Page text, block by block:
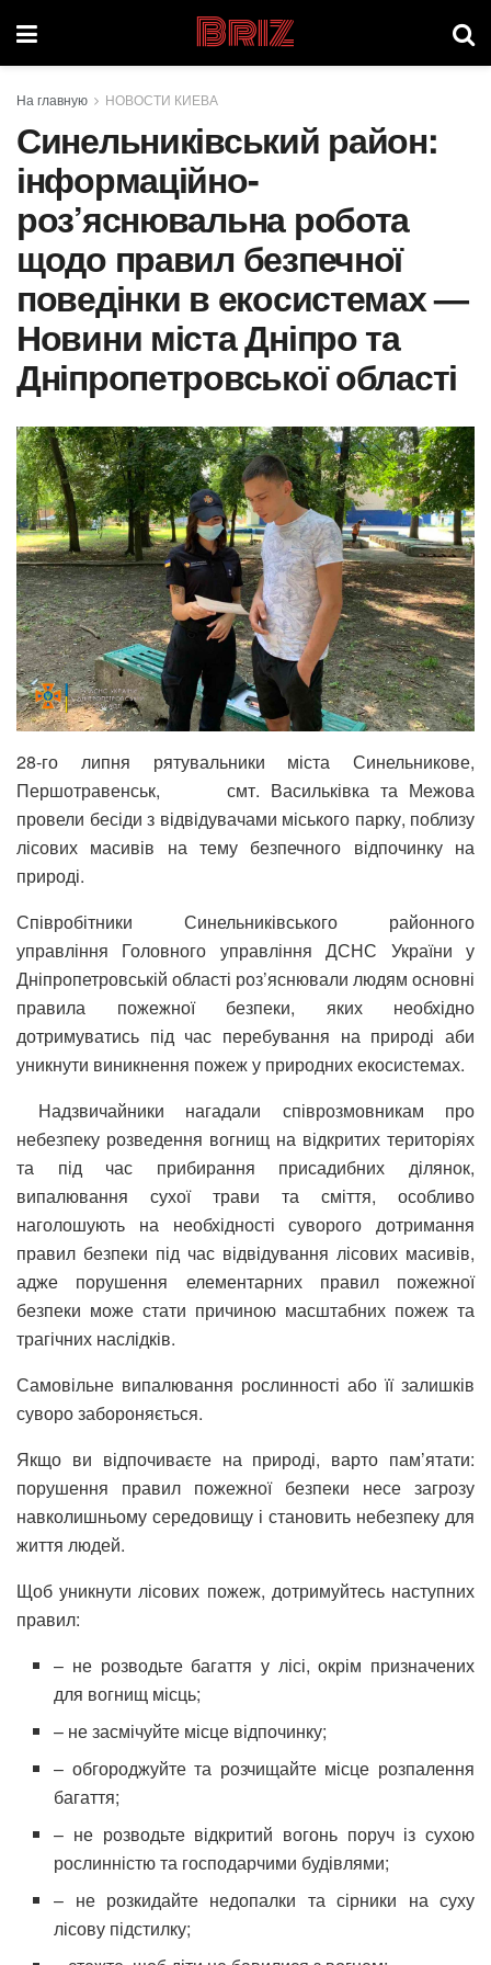
Briz
На главную НОВОСТИ КИЕВА
Синельниківський район:
інформаційно-
роз’яснювальна робота
щодо правил безпечної
поведінки в екосистемах —
Новини міста Дніпро та
Дніпропетровської області
28-го липня рятувальники міста Синельникове,
Першотравенськ, смт. Васильківка та Межова
провели бесіди з відвідувачами міського парку, поблизу
лісових масивів на тему безпечного відпочинку на
природі.
Співробітники Синельниківського районного
управління Головного управління ДСНС України у
Дніпропетровській області роз’яснювали людям основні
правила пожежної безпеки, яких необхідно
дотримуватись під час перебування на природі аби
уникнути виникнення пожеж у природних екосистемах.
Надзвичайники нагадали співрозмовникам про
небезпеку розведення вогнищ на відкритих територіях
та під час прибирання присадибних ділянок,
випалювання сухої трави та сміття, особливо
наголошують на необхідності суворого дотримання
правил безпеки під час відвідування лісових масивів,
адже порушення елементарних правил пожежної
безпеки може стати причиною масштабних пожеж та
трагічних наслідків.
Самовільне випалювання рослинності або її залишків
суворо забороняється.
Якщо ви відпочиваєте на природі, варто пам’ятати:
порушення правил пожежної безпеки несе загрозу
навколишньому середовищу і становить небезпеку для
життя людей.
Щоб уникнути лісових пожеж, дотримуйтесь наступних
правил:
– не розводьте багаття у лісі, окрім призначених
для вогнищ місць;
– не засмічуйте місце відпочинку;
– обгороджуйте та розчищайте місце розпалення
багаття;
– не розводьте відкритий вогонь поруч із сухою
рослинністю та господарчими будівлями;
– не розкидайте недопалки та сірники на суху
лісову підстилку;